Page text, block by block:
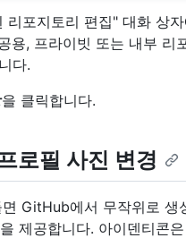
리포지토리 편집" 대화 상
용, 프라이빗 또는 내부 리
다.
을 클릭합니다.
로필 사진 변경
GitHub에서 무작위로 생
제공합니다. 아이덴티콘